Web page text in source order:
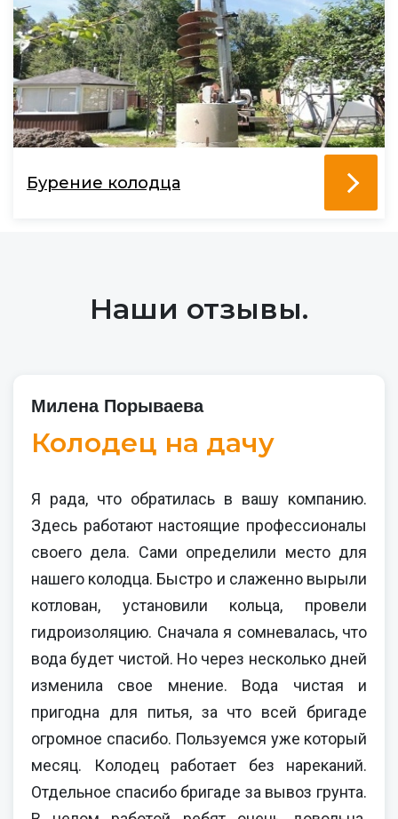
Бурение колодца
Наши отзывы.
Милена Порываева
Колодец на дачу
Я рада, что обратилась в вашу компанию.
Здесь работают настоящие профессионалы
своего дела. Сами определили место для
нашего колодца. Быстро и слаженно вырыли
котлован, установили кольца, провели
гидроизоляцию. Сначала я сомневалась, что
вода будет чистой. Но через несколько дней
изменила свое мнение. Вода чистая и
пригодна для питья, за что всей бригаде
огромное спасибо. Пользуемся уже который
месяц. Колодец работает без нареканий.
Отдельное спасибо бригаде за вывоз грунта.